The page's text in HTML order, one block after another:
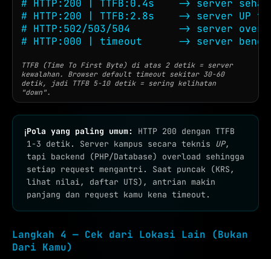
# HTTP:200 | TTFB:0.4s    -> server sehat
# HTTP:200 | TTFB:2.8s    -> server UP
# HTTP:502/503/504        -> server
# HTTP:000 | timeout      -> server
TTFB (Time To First Byte) di atas 2 detik = server
kewalahan. Browser default timeout sekitar 30-60
detik, jadi TTFB 5-10 detik = sering kelihatan
"down".
ℹPola yang paling umum:
HTTP 200 dengan TTFB
1-3 detik. Server kampus secara teknis UP,
tapi backend (PHP/Database) overload sehingga
setiap request mengantri. Saat puncak (KRS,
lihat nilai, daftar UTS), antrian makin
panjang dan request kamu kena timeout.
Langkah 4 — Cek dari Lokasi Lain (Bukan
Dari Kamu)